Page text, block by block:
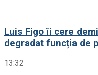
Luis Figo îi cere
degradat funcția de
13:32